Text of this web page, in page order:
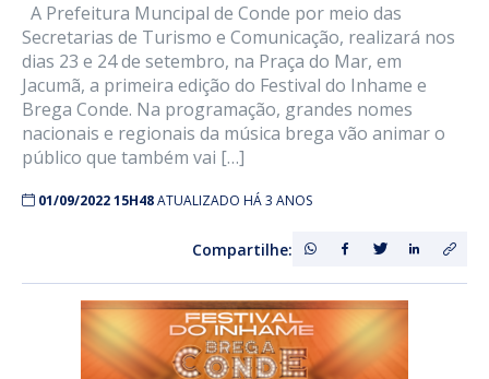
A Prefeitura Muncipal de Conde por meio das
Secretarias de Turismo e Comunicação, realizará nos
dias 23 e 24 de setembro, na Praça do Mar, em
Jacumã, a primeira edição do Festival do Inhame e
Brega Conde. Na programação, grandes nomes
nacionais e regionais da música brega vão animar o
público que também vai […]
01/09/2022 15H48ATUALIZADO HÁ 3 ANOS
Compartilhe: